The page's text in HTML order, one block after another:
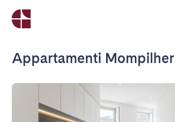
Appartamenti Mompilher